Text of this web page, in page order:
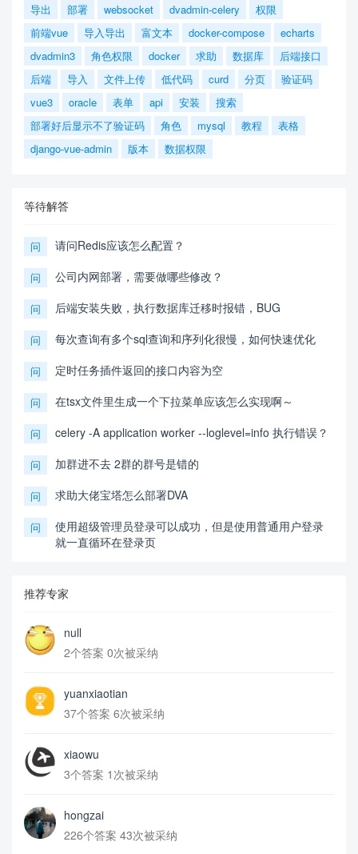
导出
部署 websocket dvadmin-celery
权限
前端vue
导入导出 富文本 docker-compose
echarts
dvadmin3
角色权限 docker 求助 数据库
后端接口
后端
导入 文件上传 低代码 curd 分页
验证码
vue3
oracle 表单 api 安装
搜索
部署好后显示不了验证码
角色 mysql 教程
表格
django-vue-admin
版本 数据权限
等待解答
问 请问Redis应该怎么配置？
问 公司内网部署，需要做哪些修改？
问 后端安装失败，执行数据库迁移时报错，BUG
问 每次查询有多个sql查询和序列化很慢，如何快速优化
问 定时任务插件返回的接口内容为空
问 在tsx文件里生成一个下拉菜单应该怎么实现啊～
问 celery -A application worker --loglevel=info 执行错误？
问 加群进不去 2群的群号是错的
问 求助大佬宝塔怎么部署DVA
问
使用超级管理员登录可以成功，但是使用普通用户登录
就一直循环在登录页
推荐专家
null
2个答案 0次被采纳
yuanxiaotian
37个答案 6次被采纳
xiaowu
3个答案 1次被采纳
hongzai
226个答案 43次被采纳